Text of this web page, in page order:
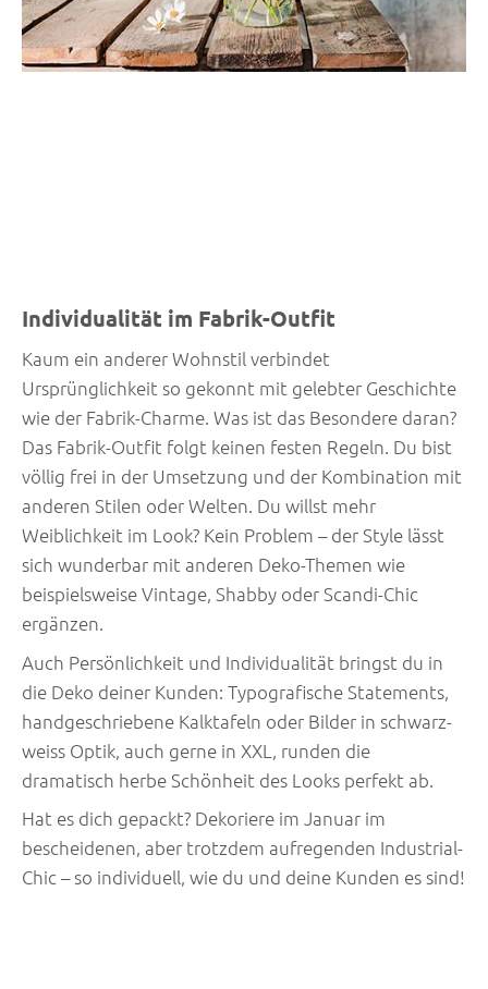
Individualität im Fabrik-Outfit
Kaum ein anderer Wohnstil verbindet
Ursprünglichkeit so gekonnt mit gelebter Geschichte
wie der Fabrik-Charme. Was ist das Besondere daran?
Das Fabrik-Outfit folgt keinen festen Regeln. Du bist
völlig frei in der Umsetzung und der Kombination mit
anderen Stilen oder Welten. Du willst mehr
Weiblichkeit im Look? Kein Problem – der Style lässt
sich wunderbar mit anderen Deko-Themen wie
beispielsweise Vintage, Shabby oder Scandi-Chic
ergänzen.
Auch Persönlichkeit und Individualität bringst du in
die Deko deiner Kunden: Typografische Statements,
handgeschriebene Kalktafeln oder Bilder in schwarz-
weiss Optik, auch gerne in XXL, runden die
dramatisch herbe Schönheit des Looks perfekt ab.
Hat es dich gepackt? Dekoriere im Januar im
bescheidenen, aber trotzdem aufregenden Industrial-
Chic – so individuell, wie du und deine Kunden es sind!